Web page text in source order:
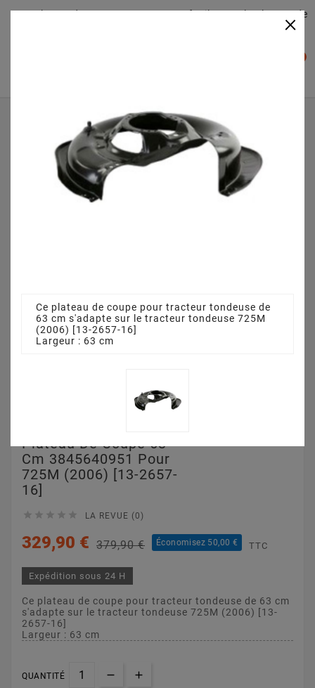
Plateaudecoupe.com : Trouver facilement le plateau de
Accueil
Plateau de coupe
Plateau de coupe 63 cm 3845640951 pour 725M (2006)
[13-2657-16]
Plateau De Coupe 63
Cm 3845640951 Pour
725M (2006) [13-2657-
16]
     LA REVUE (0)
329,90 € 379,90 € Économisez 50,00 € TTC
Expédition sous 24 H
Ce plateau de coupe pour tracteur tondeuse de 63 cm
s'adapte sur le tracteur tondeuse 725M (2006) [13-
2657-16]
Largeur : 63 cm
QUANTITÉ
×
Ce plateau de coupe pour tracteur tondeuse de
63 cm s'adapte sur le tracteur tondeuse 725M
(2006) [13-2657-16]
Largeur : 63 cm